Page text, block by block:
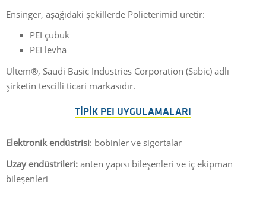
Ensinger, aşağıdaki şekillerde Polieterimid üretir:
PEI çubuk
PEI levha
Ultem®, Saudi Basic Industries Corporation (Sabic) adlı
şirketin tescilli ticari markasıdır.
TIPIK PEI UYGULAMALARI
Elektronik endüstrisi: bobinler ve sigortalar
Uzay endüstrileri: anten yapısı bileşenleri ve iç ekipman
bileşenleri